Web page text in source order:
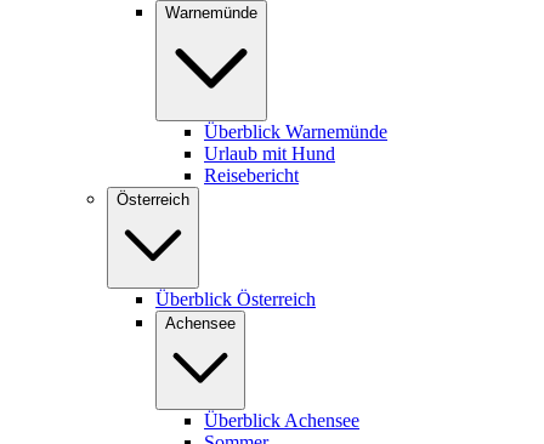
Warnemünde
Überblick Warnemünde
Urlaub mit Hund
Reisebericht
Österreich
Überblick Österreich
Achensee
Überblick Achensee